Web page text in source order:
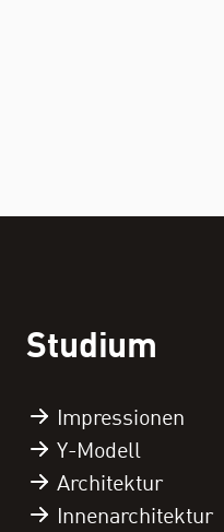
Studium
Impressionen
Y-Modell
Architektur
Innenarchitektur